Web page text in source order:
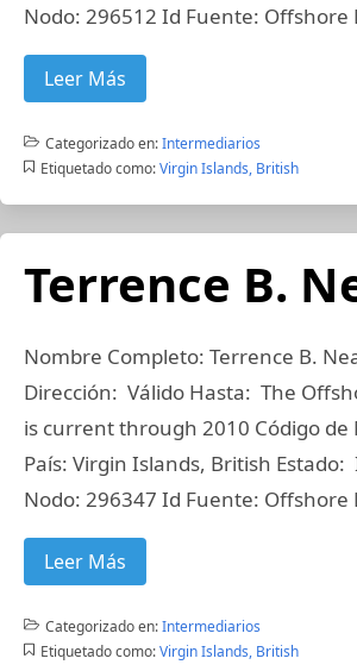
Nodo: 296512 Id Fuente: Offshore
Leer Más
Categorizado en:Intermediarios
Etiquetado como: Virgin Islands, British
Terrence B.
Nombre Completo: Terrence B.
Dirección: Válido Hasta: The
is current through 2010 Código de
País: Virgin Islands, British Estado:
Nodo: 296347 Id Fuente: Offshore
Leer Más
Categorizado en:Intermediarios
Etiquetado como: Virgin Islands, British